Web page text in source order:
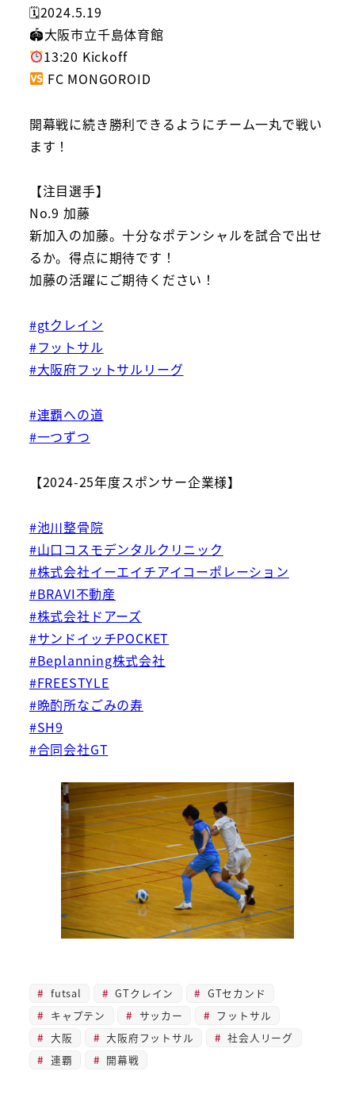
🗓2024.5.19
🏟大阪市立千島体育館
13:20 Kickoff
FC MONGOROID
開幕戦に続き勝利できるようにチーム一丸で戦い
ます！
【注目選手】
No.9 加藤
新加入の加藤。十分なポテンシャルを試合で出せ
るか。得点に期待です！
加藤の活躍にご期待ください！
#gtクレイン
#フットサル
#大阪府フットサルリーグ
#連覇への道
#一つずつ
【2024-25年度スポンサー企業様】
#池川整骨院
#山口コスモデンタルクリニック
#株式会社イーエイチアイコーポレーション
#BRAVI不動産
#株式会社ドアーズ
#サンドイッチPOCKET
#Beplanning株式会社
#FREESTYLE
#晩酌所なごみの寿
#SH9
#合同会社GT
futsal GTクレイン
GTセカンド
キャプテン
サッカー
フットサル
大阪
大阪府フットサル
社会人リーグ
連覇
開幕戦